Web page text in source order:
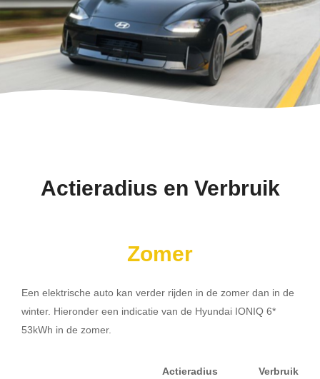
Actieradius en Verbruik
Zomer
Een elektrische auto kan verder rijden in de zomer dan in de
winter. Hieronder een indicatie van de Hyundai IONIQ 6*
53kWh in de zomer.
Actieradius Verbruik